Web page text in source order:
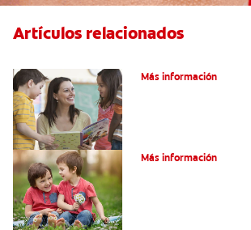
Artículos relacionados
Más información
Más información